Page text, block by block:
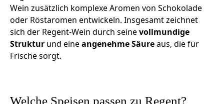
Wein zusätzlich komplexe Aromen von Schokolade
oder Röstaromen entwickeln. Insgesamt zeichnet
sich der Regent-Wein durch seinevollmundige
Struktur und eineangenehme Säureaus, die für
Frische sorgt.
Welche Speisen passen zu Regent?